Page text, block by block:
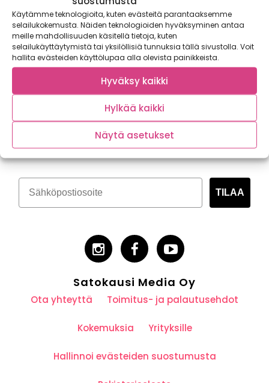
Käytämme teknologioita, kuten evästeitä parantaaksemme
selailukokemusta. Näiden teknologioiden hyväksyminen antaa
meille mahdollisuuden käsitellä tietoja, kuten
selailukäyttäytymistä tai yksilöllisiä tunnuksia tällä sivustolla. Voit
hallita evästeiden käyttölupaa alla olevista painikkeista.
Hyväksy kaikki
Hylkää kaikki
Näytä asetukset
Tilaa kasvispitoinen uutiskirje
TILAA
Satokausi Media Oy
Ota yhteyttä Toimitus- ja palautusehdot
Kokemuksia Yrityksille
Hallinnoi evästeiden suostumusta